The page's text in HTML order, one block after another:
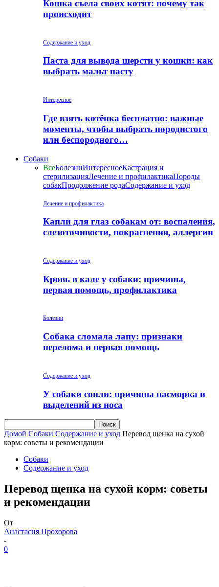
Кошка съела своих котят: почему так
происходит
Содержание и уход
Паста для вывода шерсти у кошки: как
выбрать мальт пасту
Интересное
Где взять котёнка бесплатно: важные
моменты, чтобы выбрать породистого
или беспородного…
Собаки
ВсеБолезниИнтересноеКастрация и
стерилизацияЛечение и профилактикаПороды
собакПродолжение родаСодержание и уход
Лечение и профилактика
Капли для глаз собакам от: воспаления,
слезоточивости, покраснения, аллергии
Содержание и уход
Кровь в кале у собаки: причины,
первая помощь, профилактика
Болезни
Собака сломала лапу: признаки
перелома и первая помощь
Содержание и уход
У собаки сопли: причины насморка и
выделений из носа
Домой Собаки Содержание и уход Перевод щенка на сухой
корм: советы и рекомендации
Собаки
Содержание и уход
Перевод щенка на сухой корм: советы
и рекомендации
От
Анастасия Прохорова
-
0